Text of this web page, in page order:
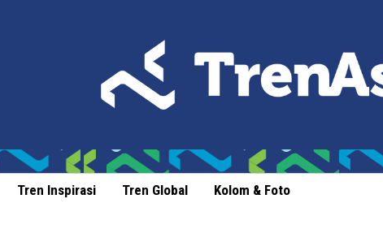
Tren Inspirasi Tren Global Kolom & Foto